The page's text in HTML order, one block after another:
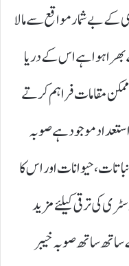
کے بے شمار مواقع سے مالا
ہوا ہے اس کے دریا
ممکن مقامات فراہم کرتے
موجود ہے صوبہ
حیوانات اور اس کا
کی ترقی کیلئے مزید
ساتھ صوبہ خیبر